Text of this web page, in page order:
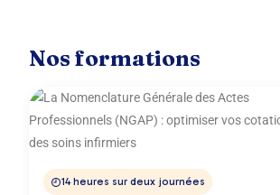
Nos formations
14 heures sur deux journées